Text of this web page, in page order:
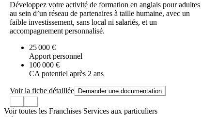
Développez votre activité de formation en anglais pour adultes
au sein d’un réseau de partenaires à taille humaine, avec un
faible investissement, sans local ni salariés, et un
accompagnement personnalisé.
25 000 €
Apport personnel
100 000 €
CA potentiel après 2 ans
Voir la fiche détaillée Demander une documentation
Voir toutes les Franchises Services aux particuliers